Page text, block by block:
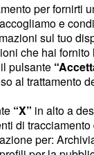
pesante,
ha tenuto
non
qui
può
per fornirti
e
sul tuo
che hai
pulsante
al trattamento
“X” in alto a
di
per: